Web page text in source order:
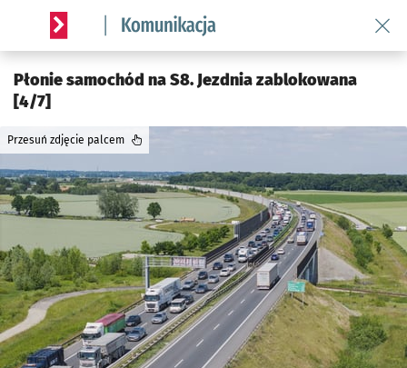
Serwis informacyjny wroclaw.pl podserwis: Komunikacja
Płonie samochód na S8. Jezdnia zablokowana
[4/7]
Przesuń zdjęcie palcem